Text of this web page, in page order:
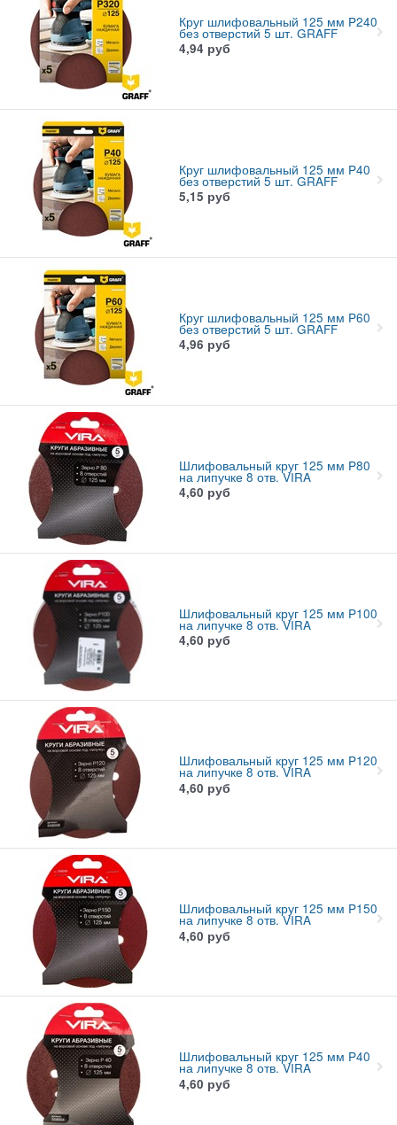
Круг шлифовальный 125 мм P240
без отверстий 5 шт. GRAFF
4,94 руб
Круг шлифовальный 125 мм P40
без отверстий 5 шт. GRAFF
5,15 руб
Круг шлифовальный 125 мм P60
без отверстий 5 шт. GRAFF
4,96 руб
Шлифовальный круг 125 мм P80
на липучке 8 отв. VIRA
4,60 руб
Шлифовальный круг 125 мм P100
на липучке 8 отв. VIRA
4,60 руб
Шлифовальный круг 125 мм P120
на липучке 8 отв. VIRA
4,60 руб
Шлифовальный круг 125 мм P150
на липучке 8 отв. VIRA
4,60 руб
Шлифовальный круг 125 мм P40
на липучке 8 отв. VIRA
4,60 руб